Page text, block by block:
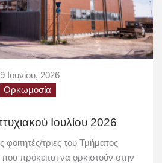
Ιουνίου, 2026
Ορκωμοσία
Ιουλίου 2026
τριες του Τμήματος
πρόκειται να ορκιστούν στην